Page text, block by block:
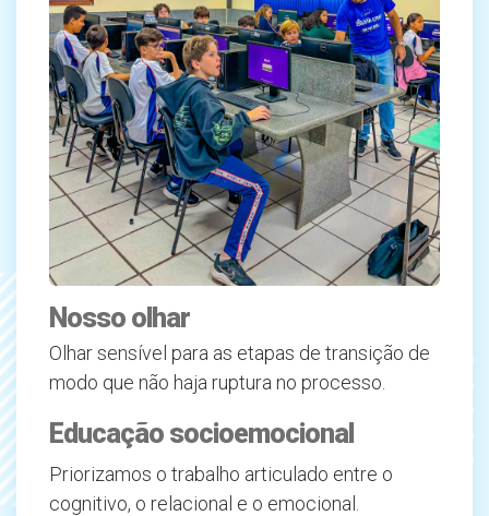
Nosso olhar
Olhar sensível para as etapas de transição de
modo que não haja ruptura no processo.
Educação socioemocional
Priorizamos o trabalho articulado entre o
cognitivo, o relacional e o emocional.